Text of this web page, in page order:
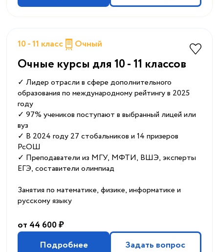
10 - 11 класс Очный
Очные курсы для 10 - 11 классов
✓ Лидер отрасли в сфере дополнительного
образования по международному рейтингу в 2025
году
✓ 97% учеников поступают в выбранный лицей или
вуз
✓ В 2024 году 27 стобальников и 14 призеров
РсОШ
✓ Преподаватели из МГУ, МФТИ, ВШЭ, эксперты
ЕГЭ, составители олимпиад
Занятия по математике, физике, информатике и
русскому языку
от 44 600 ₽
Подробнее
Задать вопрос